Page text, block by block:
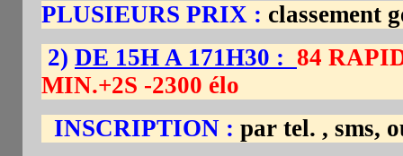
PLUSIEURS PRIX : classement
2) DE 15H A 171H30 : 84
MIN.+2S -2300 élo
INSCRIPTION : par tel. , sms,